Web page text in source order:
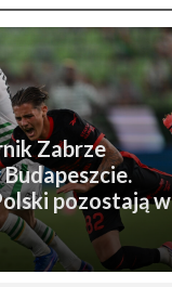
Zabrze
pozostają w